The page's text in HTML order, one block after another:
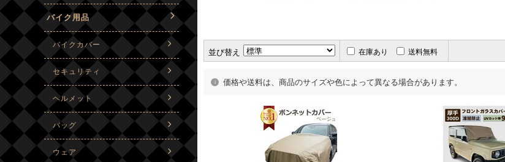
並び替え 在庫あり 送料無料
価格や送料は、商品のサイズや色によって異なる場合があります。